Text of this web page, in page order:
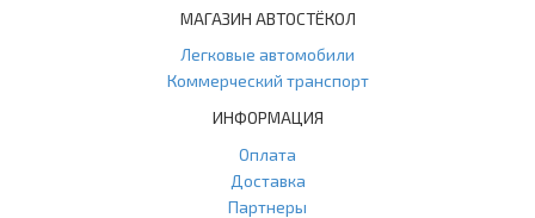
МАГАЗИН АВТОСТЁКОЛ
Легковые автомобили
Коммерческий транспорт
ИНФОРМАЦИЯ
Оплата
Доставка
Партнеры